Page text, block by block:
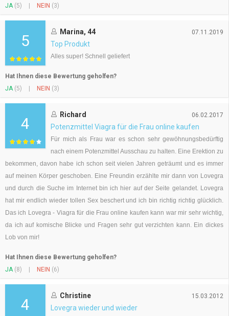
JA (5) NEIN (3)
5
Marina, 44
Top Produkt
07.11.2019
Alles super! Schnell geliefert
Hat Ihnen diese Bewertung geholfen?
JA (5) NEIN (3)
4
Richard
Potenzmittel Viagra für die Frau online kaufen
06.02.2017
Für mich als Frau war es schon sehr gewöhnungsbedürftig
nach einem Potenzmittel Ausschau zu halten. Eine Erektion zu
bekommen, davon habe ich schon seit vielen Jahren geträumt und es immer
auf meinen Körper geschoben. Eine Freundin erzählte mir dann von Lovegra
und durch die Suche im Internet bin ich hier auf der Seite gelandet. Lovegra
hat mir endlich wieder tollen Sex beschert und ich bin richtig richtig glücklich.
Das ich Lovegra - Viagra für die Frau online kaufen kann war mir sehr wichtig,
da ich auf komische Blicke und Fragen sehr gut verzichten kann. Ein dickes
Lob von mir!
Hat Ihnen diese Bewertung geholfen?
JA (8) NEIN (6)
4
Christine
Lovegra wieder und wieder
15.03.2012